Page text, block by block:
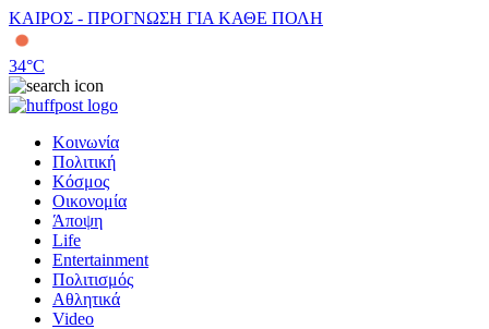
ΚΑΙΡΟΣ - ΠΡΟΓΝΩΣΗ ΓΙΑ ΚΑΘΕ ΠΟΛΗ
34°C
Κοινωνία
Πολιτική
Κόσμος
Οικονομία
Άποψη
Life
Entertainment
Πολιτισμός
Αθλητικά
Video